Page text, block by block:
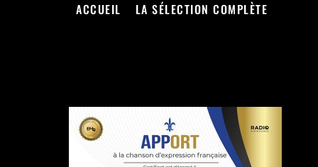
ACCUEIL LA SÉLECTION COMPLÈTE